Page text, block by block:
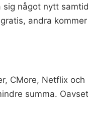
sig något nytt
andra
CMore, Netflix
summa.